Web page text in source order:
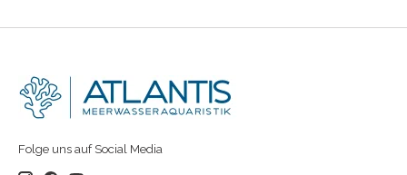
Folge uns auf Social Media